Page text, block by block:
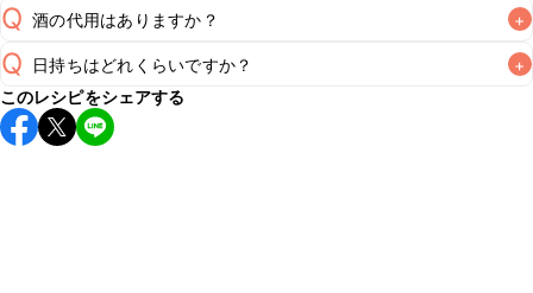
A
Q 酒の代用はありますか？ +
A
Q 日持ちはどれくらいですか？ +
こちらのレシピは出来たてをお召し上がりいただくことをお
すすめします。
このレシピをシェアする